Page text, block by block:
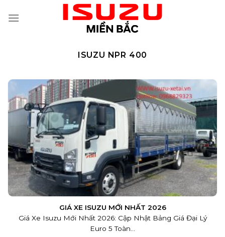
ISUZU NPR 400
GIÁ XE ISUZU MỚI NHẤT 2026
Giá Xe Isuzu Mới Nhất 2026: Cập Nhật Bảng Giá Đại Lý
Euro 5 Toàn...